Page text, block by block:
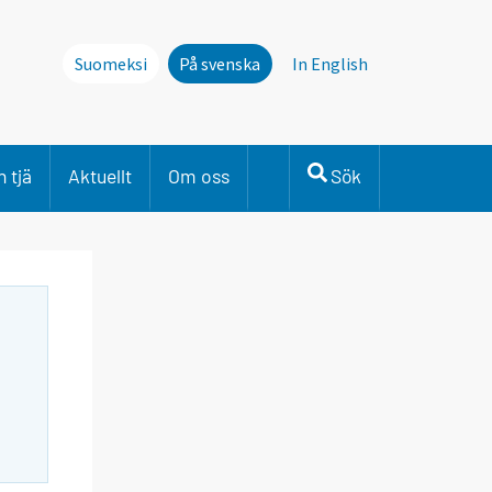
Suomeksi På svenska In English
tjä Aktuellt Om oss Sök